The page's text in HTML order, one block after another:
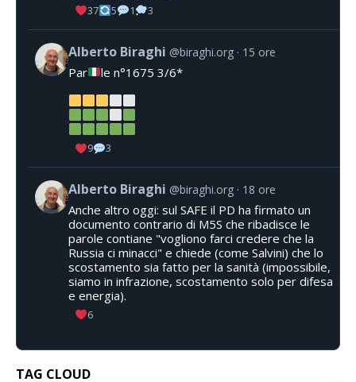
37 5 1 3
Alberto Biraghi @biraghi.org 15 ore
Par le n°1675 3/6*
9 3
Alberto Biraghi @biraghi.org 18 ore
Anche altro oggi: sul SAFE il PD ha firmato un
documento contrario di M5S che ribadisce le
parole contiane "vogliono farci credere che la
Russia ci minacci" e chiede (come Salvini) che lo
scostamento sia fatto per la sanità (impossibile,
siamo in infrazione, scostamento solo per difesa
e energia).
6
TAG CLOUD